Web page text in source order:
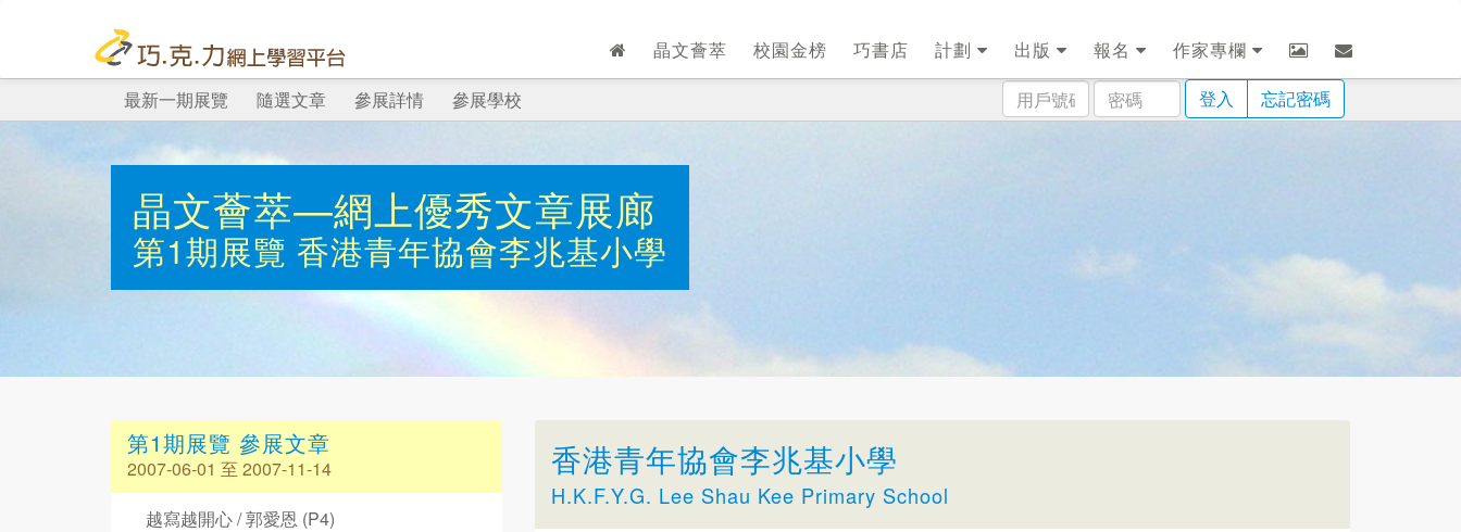
晶文薈萃 校園金榜 巧書店 計劃 出版 報名
作家專欄
用
戶
密
碼
登入 忘記密碼
最新一期展覽 隨選文章 參展詳情 參展學校
晶文薈萃—網上優秀文章展廊
第1期展覽 香港青年協會李兆基小學
第1期展覽 參展文章
2007-06-01 至 2007-11-14
越寫越開心 / 郭愛恩 (P4)
香港青年協會李兆基小學
H.K.F.Y.G. Lee Shau Kee Primary School